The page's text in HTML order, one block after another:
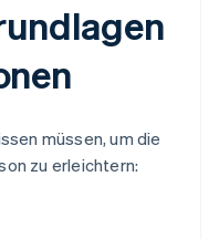
müssen, um die
zu erleichtern: